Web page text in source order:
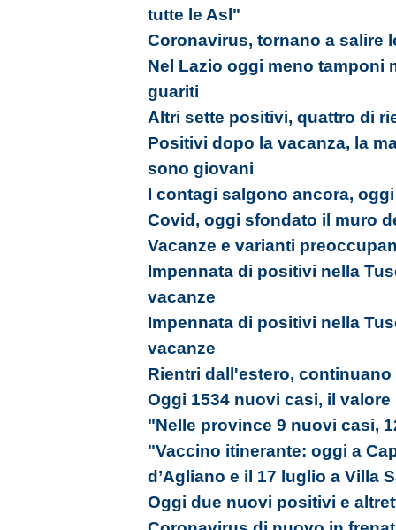
tutte le Asl"
Coronavirus, tornano a salire
Nel Lazio oggi meno tamponi
guariti
Altri sette positivi, quattro di
Positivi dopo la vacanza, la
sono giovani
I contagi salgono ancora,
Covid, oggi sfondato il muro
Vacanze e varianti
Impennata di positivi nella
vacanze
Impennata di positivi nella
vacanze
Rientri dall'estero,
Oggi 1534 nuovi casi, il
"Nelle province 9 nuovi casi,
"Vaccino itinerante: oggi a
d’Agliano e il 17 luglio a Villa
Oggi due nuovi positivi e